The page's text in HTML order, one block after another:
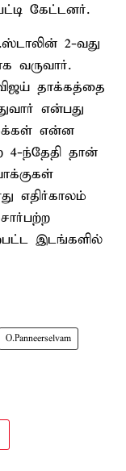
கேட்டனர்.
2-வது
வருவார்.
தாக்கத்தை
என்பது
என்ன
4-ந்தேதி தான்
எதிர்காலம்
இடங்களில்
O.Panneerselvam